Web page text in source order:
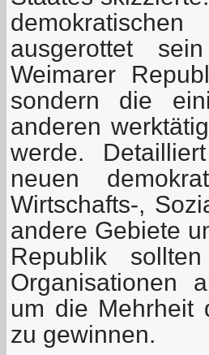
ausgerottet
Weimarer
sondern die
anderen
werde.
neuen
Wirtschafts-,
andere Gebiete
Republik
Organisationen
um die Mehrheit
zu gewinnen.